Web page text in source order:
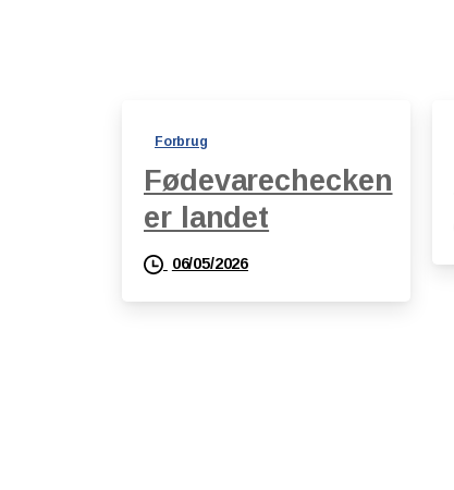
Forbrug
Fødevarechecken
er landet
06/05/2026